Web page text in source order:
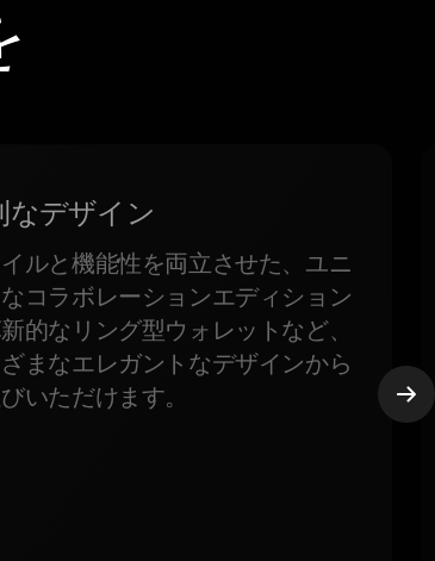
なデザイン
ルと機能性を両立させた、ユニ
コラボレーションエディション
的なリング型ウォレットなど、
まなエレガントなデザインから
いただけます。